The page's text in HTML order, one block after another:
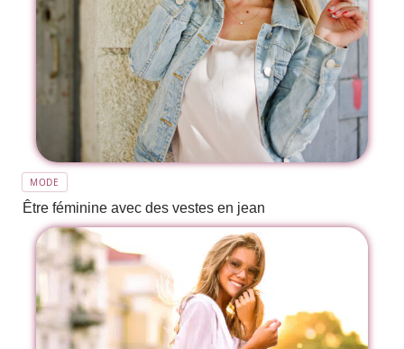
MODE
Être féminine avec des vestes en jean